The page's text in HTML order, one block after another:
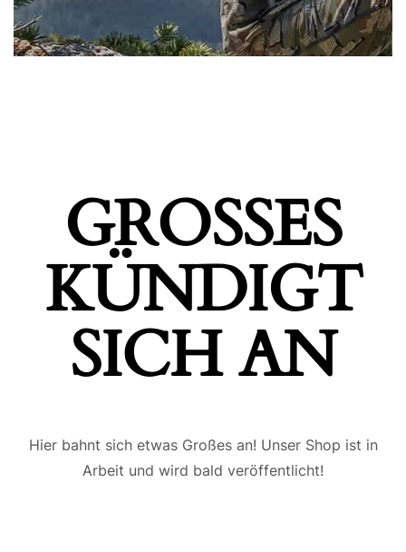
GROSSES K
ÜNDIGT S
ICH AN
Hier bahnt sich etwas Großes an! Unser Shop ist in
Arbeit und wird bald veröffentlicht!